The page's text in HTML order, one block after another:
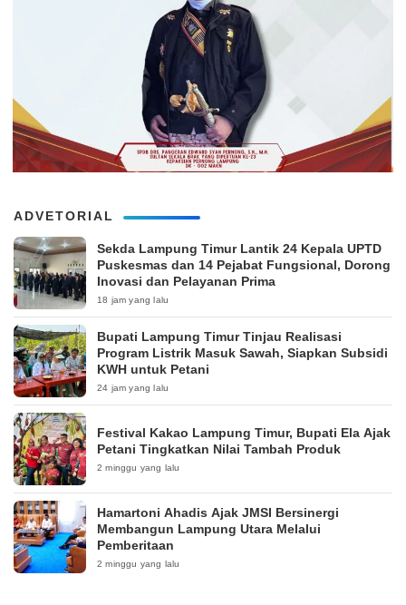
ADVETORIAL
‎Sekda Lampung Timur Lantik 24 Kepala UPTD
Puskesmas dan 14 Pejabat Fungsional, Dorong
Inovasi dan Pelayanan Prima
18 jam yang lalu
Bupati Lampung Timur Tinjau Realisasi
Program Listrik Masuk Sawah, Siapkan Subsidi
KWH untuk Petani
24 jam yang lalu
‎Festival Kakao Lampung Timur, Bupati Ela Ajak
Petani Tingkatkan Nilai Tambah Produk
2 minggu yang lalu
Hamartoni Ahadis Ajak JMSI Bersinergi
Membangun Lampung Utara Melalui
Pemberitaan
2 minggu yang lalu